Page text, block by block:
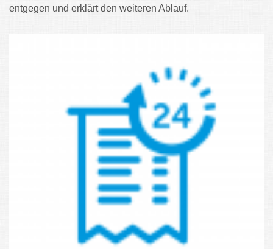
entgegen und erklärt den weiteren Ablauf.